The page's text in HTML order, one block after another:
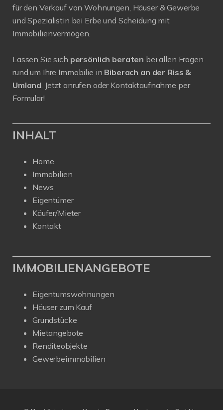
für den Verkauf von Wohnungen, Häuser & Gewerbe
und Spezialistin bei Erbe und Scheidung mit
Immobilienvermögen.
Lassen Sie sich persönlich beraten bei allen Fragen
rund um Ihre Immobilie in Biberach an der Riss &
Umland. Jetzt anrufen oder Kontaktaufnahme per
Formular!
INHALT
Home
Immobilien
News
Eigentümer
Käufer/Mieter
Kontakt
IMMOBILIENANGEBOTE
Eigentumswohnungen
Häuser zum Kauf
Grundstücke
Mietangebote
Renditeobjekte
Gewerbeimmobilien